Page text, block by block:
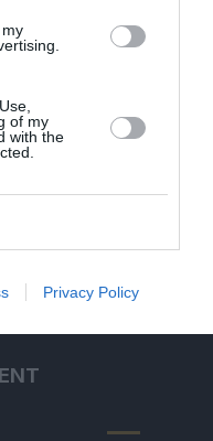
of my
with the
Privacy Policy
: une offre
passe